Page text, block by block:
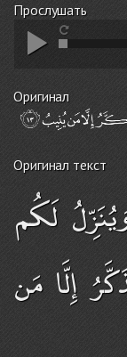
Прослушать
Оригинал
Оригинал текст
لَكُم
إِلَّا مَن